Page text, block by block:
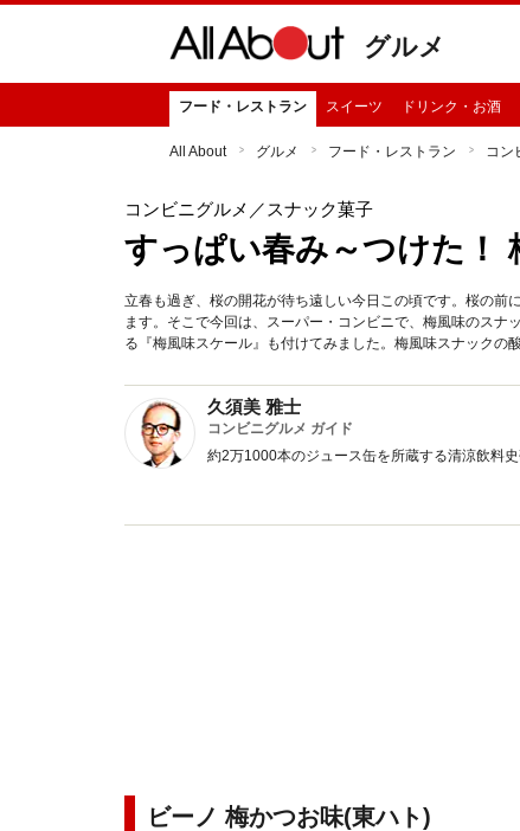
グルメ
フード・レストラン スイーツ ドリンク・お酒
All About グルメ フード・レストラン コン
コンビニグルメ ／スナック菓子
すっぱい春み～つけた！
立春も過ぎ、桜の開花が待ち遠しい今日この頃です。桜の前
ます。そこで今回は、スーパー・コンビニで、梅風味のス
る『梅風味スケール』も付けてみました。梅風味スナックの
久須美 雅士
コンビニグルメ ガイド
約2万1000本のジュース缶を所蔵する清涼飲料
ビーノ 梅かつお味(東ハト)